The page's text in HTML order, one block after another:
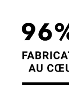
7.
En France,
janvier
l’article L.
de